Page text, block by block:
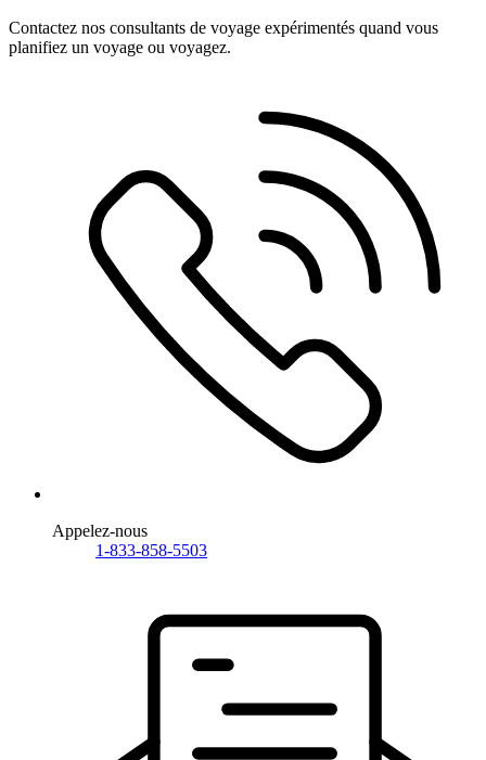
Contactez nos consultants de voyage expérimentés quand vous
planifiez un voyage ou voyagez.
Appelez-nous
1-833-858-5503